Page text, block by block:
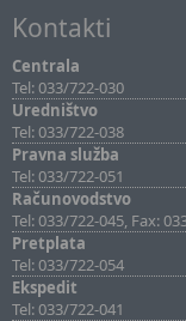
Kontakti
Centrala
Tel: 033/722-030
Uredništvo
Tel: 033/722-038
Pravna služba
Tel: 033/722-051
Računovodstvo
Tel: 033/722-045, Fax:
Pretplata
Tel: 033/722-054
Ekspedit
Tel: 033/722-041